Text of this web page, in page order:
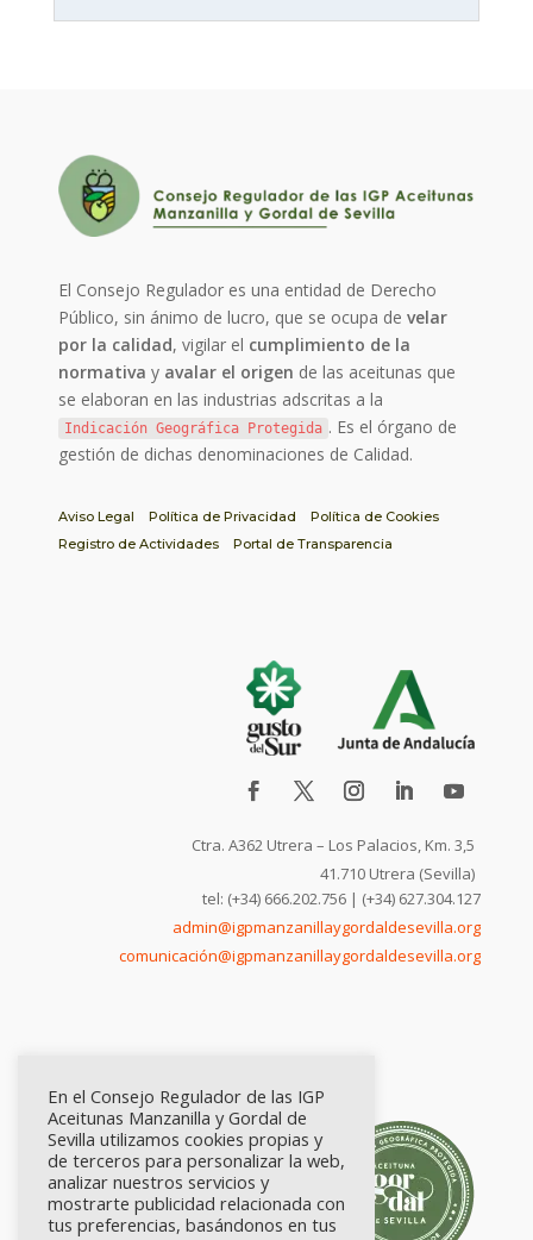
El Consejo Regulador es una entidad de Derecho
Público, sin ánimo de lucro, que se ocupa develar
por la calidad, vigilar el cumplimiento de la
normativa y avalar el origen de las aceitunas que
se elaboran en las industrias adscritas a la
Indicación Geográfica Protegida . Es el órgano de
gestión de dichas denominaciones de Calidad.
Aviso Legal Política de Privacidad
Política de Cookies
Registro de Actividades
Portal de Transparencia
Ctra. A362 Utrera – Los Palacios, Km. 3,5
41.710 Utrera (Sevilla)
tel: (+34) 666.202.756 | (+34) 627.304.127
admin@igpmanzanillaygordaldesevilla.org
comunicación@igpmanzanillaygordaldesevilla.org
En el Consejo Regulador de las IGP
Aceitunas Manzanilla y Gordal de
Sevilla utilizamos cookies propias y
de terceros para personalizar la web,
analizar nuestros servicios y
mostrarte publicidad relacionada con
tus preferencias, basándonos en tus